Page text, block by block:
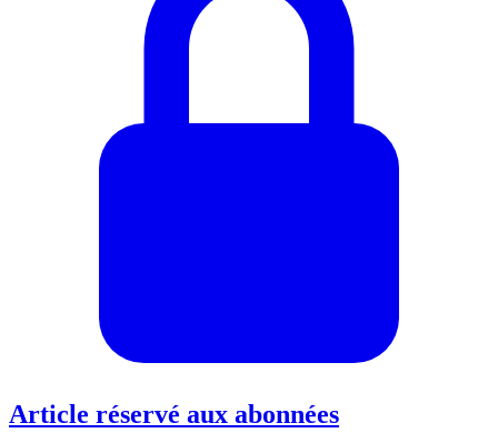
Article réservé aux abonnées